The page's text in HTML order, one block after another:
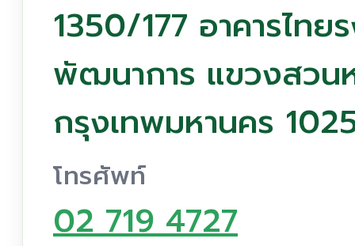
1350/177 อาคารไทย
พัฒนาการ แขวงสวน
กรุงเทพมหานคร
โทรศัพท์
02 719 4727